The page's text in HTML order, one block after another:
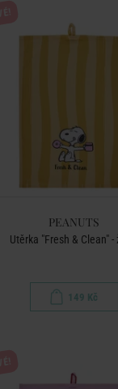
PEANUTS
Utěrka "Fresh & Clean" -
149 Kč